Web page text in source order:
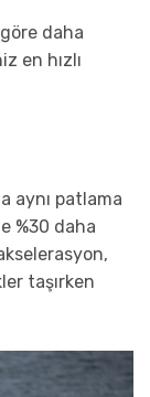
daha
en hızlı
aynı patlama
%30 daha
taşırken